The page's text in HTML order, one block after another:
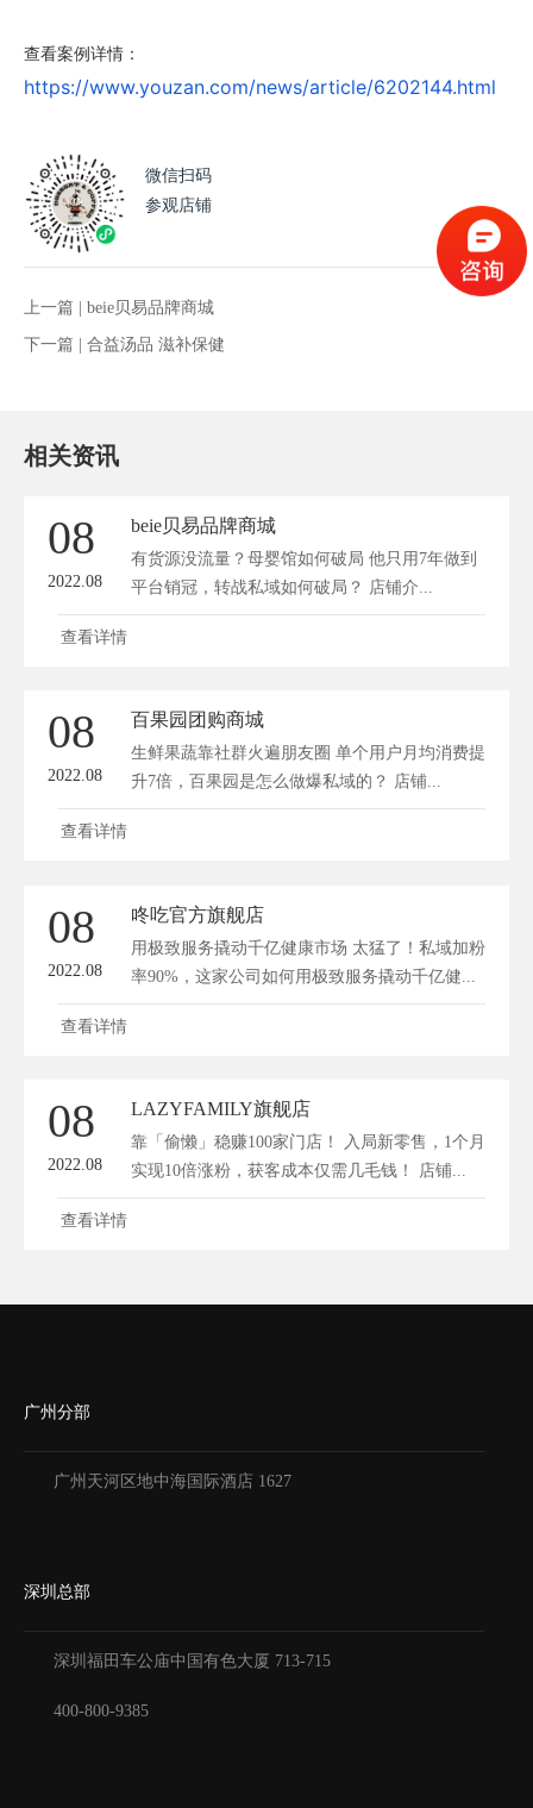
查看案例详情：
https://www.youzan.com/news/article/6202144.html
微信扫码
参观店铺
上一篇 | beie贝易品牌商城
下一篇 | 合益汤品 滋补保健
相关资讯
08
2022.08
beie贝易品牌商城
有货源没流量？母婴馆如何破局 他只用7年做到
平台销冠，转战私域如何破局？ 店铺介...
查看详情
08
2022.08
百果园团购商城
生鲜果蔬靠社群火遍朋友圈 单个用户月均消费提
升7倍，百果园是怎么做爆私域的？ 店铺...
查看详情
08
2022.08
咚吃官方旗舰店
用极致服务撬动千亿健康市场 太猛了！私域加粉
率90%，这家公司如何用极致服务撬动千亿健...
查看详情
08
2022.08
LAZYFAMILY旗舰店
靠「偷懒」稳赚100家门店！ 入局新零售，1个月
实现10倍涨粉，获客成本仅需几毛钱！ 店铺...
查看详情
广州分部
广州天河区地中海国际酒店 1627
深圳总部
深圳福田车公庙中国有色大厦 713-715
400-800-9385